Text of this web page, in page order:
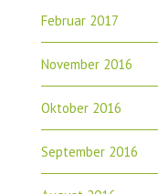
Februar 2017
November 2016
Oktober 2016
September 2016